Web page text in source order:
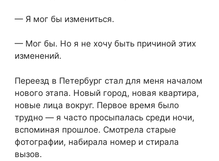
— Я мог бы измениться.
— Мог бы. Но я не хочу быть причиной этих
изменений.
Переезд в Петербург стал для меня началом
нового этапа. Новый город, новая квартира,
новые лица вокруг. Первое время было
трудно — я часто просыпалась среди ночи,
вспоминая прошлое. Смотрела старые
фотографии, набирала номер и стирала
вызов.